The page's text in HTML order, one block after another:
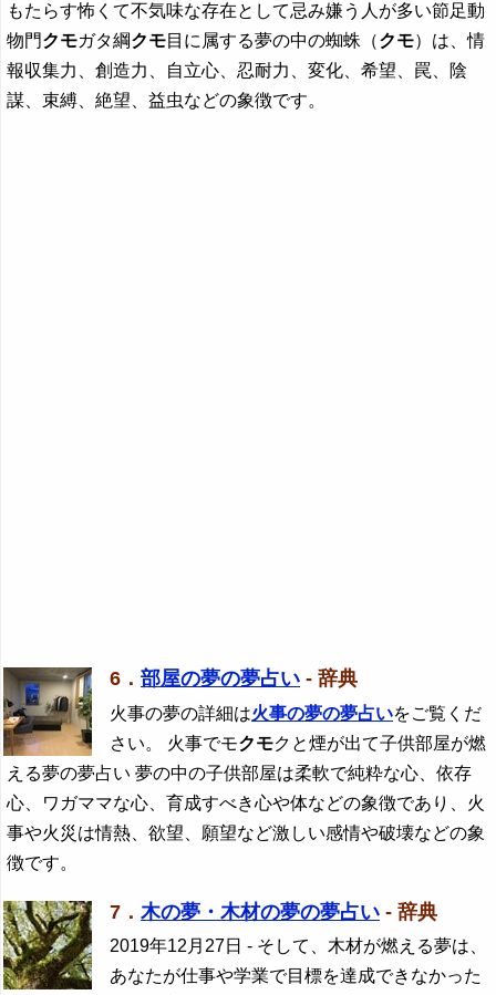
もたらす怖くて不気味な存在として忌み嫌う人が多い節足動
物門クモガタ綱クモ目に属する夢の中の蜘蛛（クモ）は、情
報収集力、創造力、自立心、忍耐力、変化、希望、罠、陰
謀、束縛、絶望、益虫などの象徴です。
6． 部屋の夢の夢占い - 辞典
火事の夢の詳細は火事の夢の夢占いをご覧くだ
さい。 火事でモクモクと煙が出て子供部屋が燃
える夢の夢占い 夢の中の子供部屋は柔軟で純粋な心、依存
心、ワガママな心、育成すべき心や体などの象徴であり、火
事や火災は情熱、欲望、願望など激しい感情や破壊などの象
徴です。
7． 木の夢・木材の夢の夢占い - 辞典
2019年12月27日 - そして、木材が燃える夢は、
あなたが仕事や学業で目標を達成できなかった